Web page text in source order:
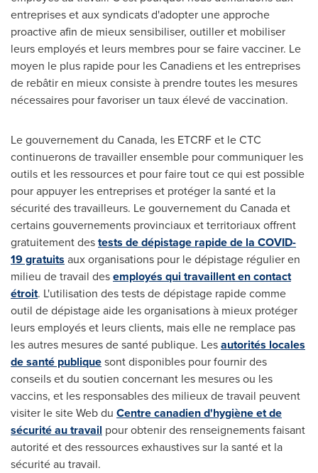
entreprises et aux syndicats d'adopter une approche
proactive afin de mieux sensibiliser, outiller et mobiliser
leurs employés et leurs membres pour se faire vacciner. Le
moyen le plus rapide pour les Canadiens et les entreprises
de rebâtir en mieux consiste à prendre toutes les mesures
nécessaires pour favoriser un taux élevé de vaccination.
Le gouvernement du Canada, les ETCRF et le CTC
continuerons de travailler ensemble pour communiquer les
outils et les ressources et pour faire tout ce qui est possible
pour appuyer les entreprises et protéger la santé et la
sécurité des travailleurs. Le gouvernement du Canada et
certains gouvernements provinciaux et territoriaux offrent
gratuitement destests de dépistage rapide de la COVID-
19 gratuits aux organisations pour le dépistage régulier en
milieu de travail desemployés qui travaillent en contact
étroit. L'utilisation des tests de dépistage rapide comme
outil de dépistage aide les organisations à mieux protéger
leurs employés et leurs clients, mais elle ne remplace pas
les autres mesures de santé publique. Lesautorités locales
de santé publiquesont disponibles pour fournir des
conseils et du soutien concernant les mesures ou les
vaccins, et les responsables des milieux de travail peuvent
visiter le site Web du Centre canadien d'hygiène et de
sécurité au travail pour obtenir des renseignements faisant
autorité et des ressources exhaustives sur la santé et la
sécurité au travail.